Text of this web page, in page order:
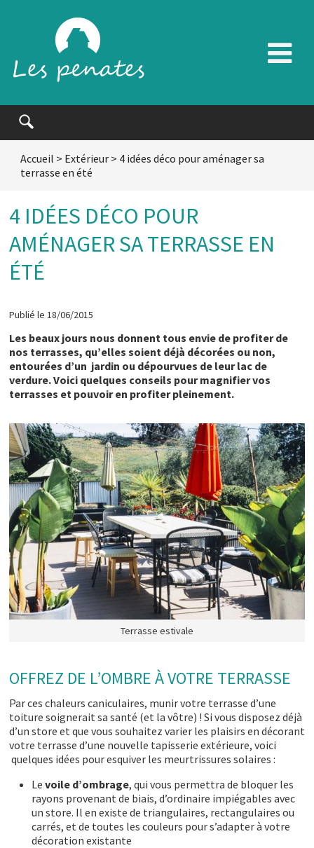
Accueil > Extérieur> 4 idées déco pour aménager sa
terrasse en été
4 IDÉES DÉCO POUR
AMÉNAGER SA TERRASSE EN
ÉTÉ
Publié le 18/06/2015
Les beaux jours nous donnent tous envie de profiter de
nos terrasses, qu’elles soient déjà décorées ou non,
entourées d’un jardin ou dépourvues de leur lac de
verdure. Voici quelques conseils pour magnifier vos
terrasses et pouvoir en profiter pleinement.
Terrasse estivale
OFFREZ DE L’OMBRE À VOTRE TERRASSE
Par ces chaleurs caniculaires, munir votre terrasse d’une
toiture soignerait sa santé (et la vôtre) ! Si vous disposez déjà
d’un store et que vous souhaitez varier les plaisirs en décorant
votre terrasse d’une nouvelle tapisserie extérieure, voici
quelques idées pour esquiver les meurtrissures solaires :
Le voile d’ombrage, qui vous permettra de bloquer les
rayons provenant de biais, d’ordinaire impiégables avec
un store. Il en existe de triangulaires, rectangulaires ou
carrés, et de toutes les couleurs pour s’adapter à votre
décoration existante